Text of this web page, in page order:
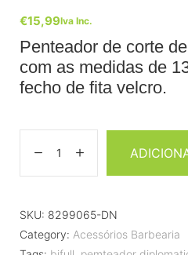
€15,99Iva Inc.
Penteador de corte
com as medidas de
fecho de fita velcro.
SKU: 8299065-DN
Category: Acessórios Barbearia